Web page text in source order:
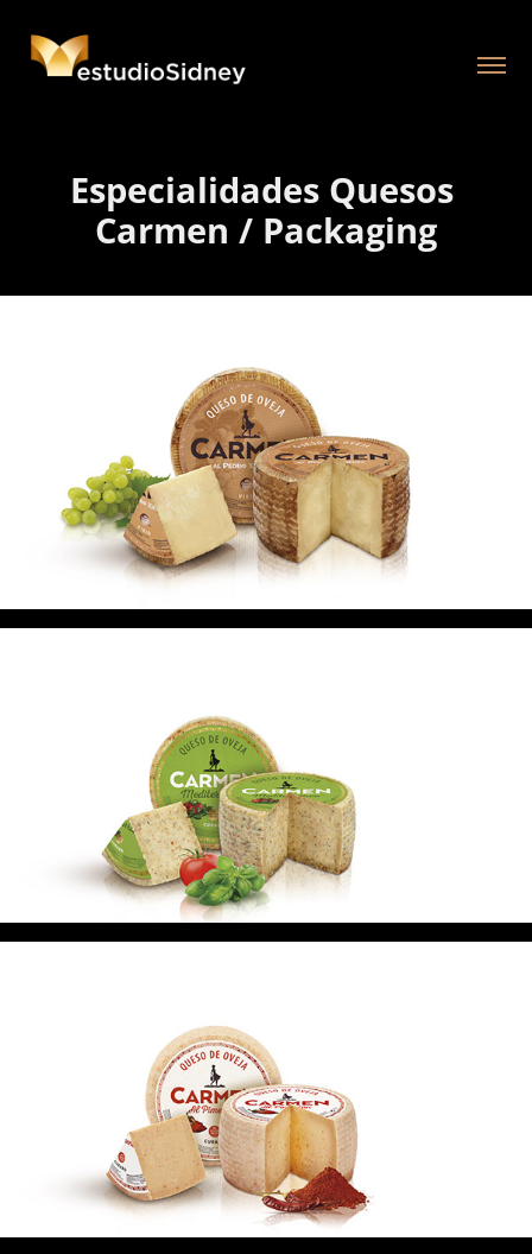
Especialidades Quesos
Carmen / Packaging